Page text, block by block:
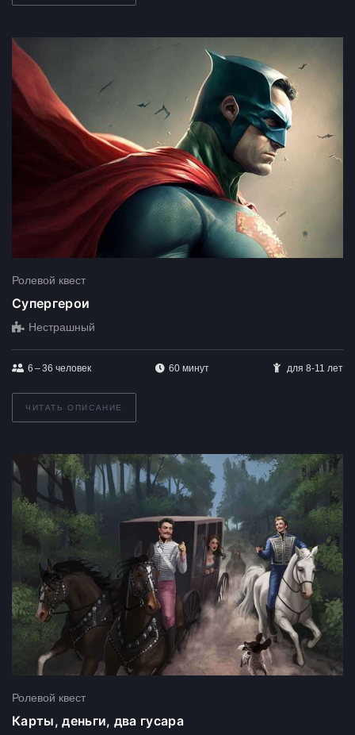
Ролевой квест
Супергерои
Нестрашный
6 – 36 человек 60 минут для 8-11 лет
ЧИТАТЬ ОПИСАНИЕ
Ролевой квест
Карты, деньги, два гусара